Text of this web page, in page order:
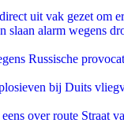
uit vak gezet om
slaan alarm wegens
Russische
bij Duits
over route Straat